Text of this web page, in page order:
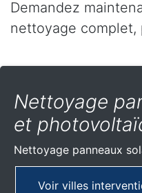
Demandez
nettoyage complet,
Nettoyage
et
Nettoyage panneaux
Voir villes